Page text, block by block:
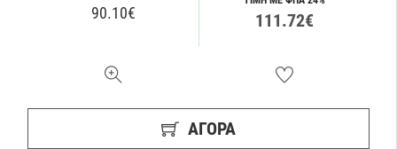
90.10€ 111.72€
ΑΓΟΡΑ